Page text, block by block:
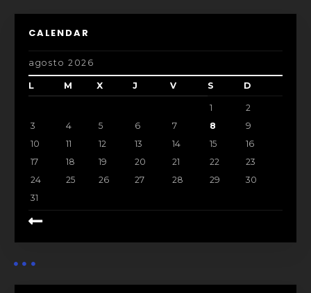
CALENDAR
agosto 2026
L M X J V S D
1
2
3
4 5 6 7 8
9
10
11 12 13 14 15
16
17
18 19 20 21 22
23
24
25 26 27 28 29
30
31